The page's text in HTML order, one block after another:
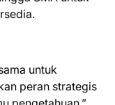
untuk
peran strategis